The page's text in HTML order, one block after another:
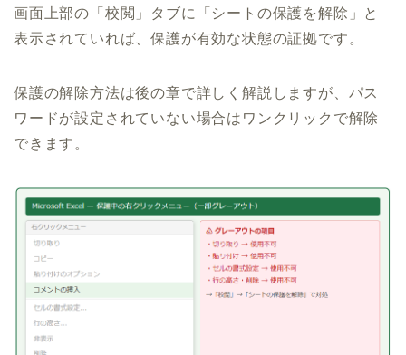
画面上部の「校閲」タブに「シートの保護を解除」と
表示されていれば、保護が有効な状態の証拠です。
保護の解除方法は後の章で詳しく解説しますが、パス
ワードが設定されていない場合はワンクリックで解除
できます。